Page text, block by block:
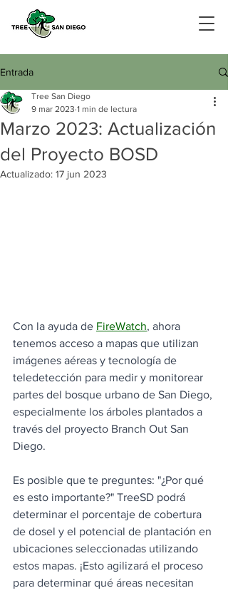
Entrada
Marzo 2023: Actualización
del Proyecto BOSD
Tree San Diego
9 mar 2023 1 min de lectura
Actualizado: 17 jun 2023
Con la ayuda de FireWatch, ahora
tenemos acceso a mapas que utilizan
imágenes aéreas y tecnología de
teledetección para medir y monitorear
partes del bosque urbano de San Diego,
especialmente los árboles plantados a
través del proyecto Branch Out San
Diego.
Es posible que te preguntes: "¿Por qué
es esto importante?" TreeSD podrá
determinar el porcentaje de cobertura
de dosel y el potencial de plantación en
ubicaciones seleccionadas utilizando
estos mapas. ¡Esto agilizará el proceso
para determinar qué áreas necesitan